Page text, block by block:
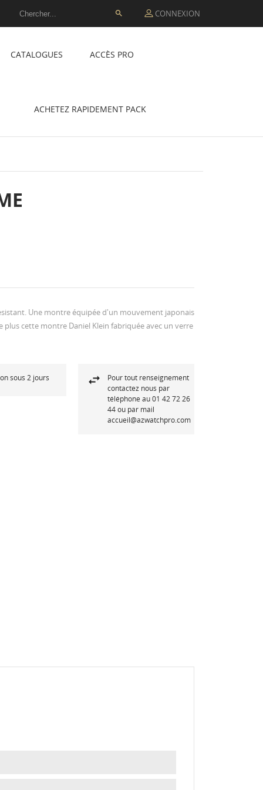
 CONNEXION
CATALOGUES ACCÈS PRO
ACHETEZ RAPIDEMENT PACK
Une montre équipée d'un mouvement japonais
plus cette montre Daniel Klein fabriquée avec un verre
sous 2 jours
Pour tout renseignement
contactez nous par
téléphone au 01 42 72 26
44 ou par mail
accueil@azwatchpro.com